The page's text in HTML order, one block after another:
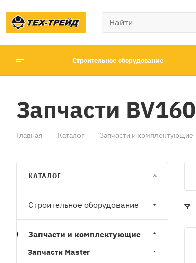
Строительное оборудование
Запчасти BV160
Главная — Каталог — Запчасти и комплектующие
КАТАЛОГ
Строительное оборудование
Запчасти и комплектующие
Запчасти Master